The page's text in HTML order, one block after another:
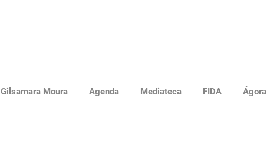
Gilsamara Moura Agenda Mediateca FIDA Ágora